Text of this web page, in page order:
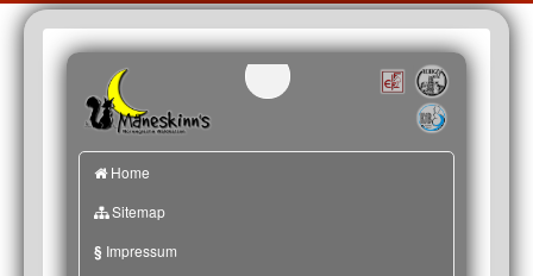
Home
Sitemap
§ Impressum